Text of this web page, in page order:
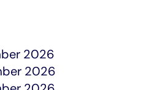
2026
2026